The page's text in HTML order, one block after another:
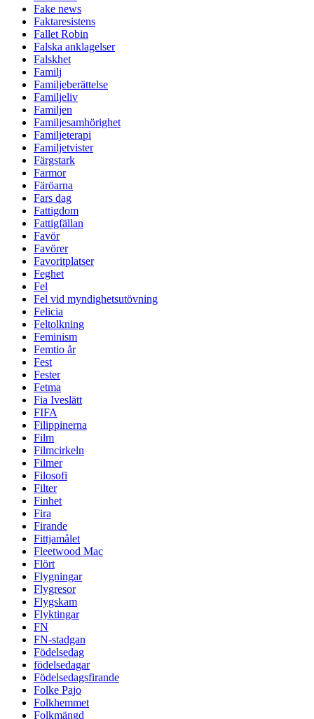
Fake news
Faktaresistens
Fallet Robin
Falska anklagelser
Falskhet
Familj
Familjeberättelse
Familjeliv
Familjen
Familjesamhörighet
Familjeterapi
Familjetvister
Färgstark
Farmor
Färöarna
Fars dag
Fattigdom
Fattigfällan
Favör
Favörer
Favoritplatser
Feghet
Fel
Fel vid myndighetsutövning
Felicia
Feltolkning
Feminism
Femtio år
Fest
Fester
Fetma
Fia Iveslätt
FIFA
Filippinerna
Film
Filmcirkeln
Filmer
Filosofi
Filter
Finhet
Fira
Firande
Fittjamålet
Fleetwood Mac
Flört
Flygningar
Flygresor
Flygskam
Flyktingar
FN
FN-stadgan
Födelsedag
födelsedagar
Födelsedagsfirande
Folke Pajo
Folkhemmet
Folkmängd